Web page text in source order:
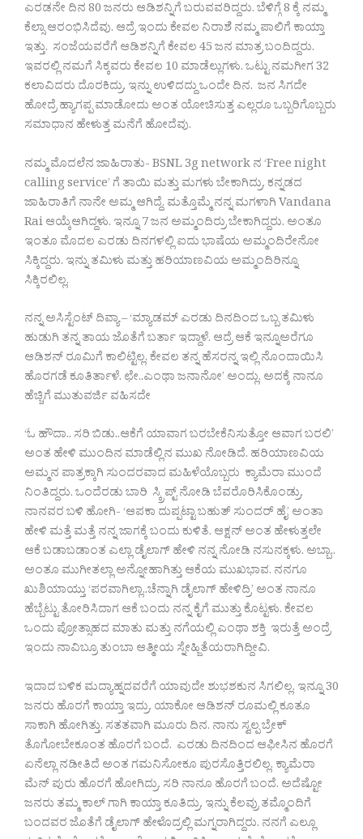
ಎರಡನೇ ದಿನ 80 ಜನರು ಆಡಿಶನ್ನಿಗೆ ಬರುವವರಿದ್ದರು. ಬೆಳಿಗ್ಗೆ 8 ಕ್ಕೆ ನಮ್ಮ
ಕೆಲ್ಸಾ ಆರಂಭಿಸಿದೆವು. ಆದ್ರೆ ಇಂದು ಕೇವಲ ನಿರಾಶೆ ನಮ್ಮ ಪಾಲಿಗೆ ಕಾಯ್ತಾ
ಇತ್ತು. ಸಂಜೆಯವರೆಗೆ ಆಡಿಶನ್ನಿಗೆ ಕೇವಲ 45 ಜನ ಮಾತ್ರ ಬಂದಿದ್ದರು.
ಇವರಲ್ಲಿ ನಮಗೆ ಸಿಕ್ಕವರು ಕೇವಲ 10 ಮಾಡೆಲ್ಲುಗಳು. ಒಟ್ಟು ನಮಗೀಗ 32
ಕಲಾವಿದರು ದೊರಕಿದ್ರು. ಇನ್ನು ಉಳಿದದ್ದು ಒಂದೇ ದಿನ. ಜನ ಸಿಗದೇ
ಹೋದ್ರೆ ಹ್ಯಾಗಪ್ಪ ಮಾಡೋದು ಅಂತ ಯೋಚಿಸುತ್ತ ಎಲ್ಲರೂ ಒಬ್ಬರಿಗೊಬ್ಬರು
ಸಮಾಧಾನ ಹೇಳುತ್ತ ಮನೆಗೆ ಹೋದೆವು.
ನಮ್ಮ ಮೊದಲೆನ ಜಾಹಿರಾತು- BSNL 3g network ನ ‘Free night
calling service’ ಗೆ ತಾಯಿ ಮತ್ತು ಮಗಳು ಬೇಕಾಗಿದ್ರು. ಕನ್ನಡದ
ಜಾಹಿರಾತಿಗೆ ನಾನೇ ಅಮ್ಮ ಆಗಿದ್ದೆ. ಮತ್ತೊಮ್ಮೆ ನನ್ನ ಮಗಳಾಗಿ Vandana
Rai ಆಯ್ಕೆಆಗಿದ್ದಳು. ಇನ್ನೂ 7 ಜನ ಅಮ್ಮಂದಿರ್ರು ಬೇಕಾಗಿದ್ದರು. ಅಂತೂ
ಇಂತೂ ಮೊದಲ ಎರಡು ದಿನಗಳಲ್ಲಿ ಐದು ಭಾಷೆಯ ಅಮ್ಮಂದಿರೇನೋ
ಸಿಕ್ಕಿದ್ದರು. ಇನ್ನು ತಮಿಳು ಮತ್ತು ಹರಿಯಾಣವಿಯ ಅಮ್ಮಂದಿರಿನ್ನೂ
ಸಿಕ್ಕಿರಲಿಲ್ಲ.
ನನ್ನ ಅಸಿಸ್ಟೆಂಟ್ ದಿವ್ಯಾ – ‘ಮ್ಯಾಡಮ್ ಎರಡು ದಿನದಿಂದ ಒಬ್ಬ ತಮಿಳು
ಹುಡುಗಿ ತನ್ನ ತಾಯ ಜೊತೆಗೆ ಬರ್ತಾ ಇದ್ದಾಳೆ. ಆದ್ರೆ ಆಕೆ ಇನ್ನೂಅರೆಗೂ
ಆಡಿಶನ್ ರೂಮಿಗೆ ಕಾಲಿಟ್ಟಿಲ್ಲ. ಕೇವಲ ತನ್ನ ಹೆಸರನ್ನ ಇಲ್ಲಿ ನೊಂದಾಯಿಸಿ
ಹೊರಗಡೆ ಕೂತಿರ್ತಾಳೆ. ಛೇ..ಎಂಥಾ ಜನಾನೋ’ ಅಂದ್ಲು. ಅದಕ್ಕೆ ನಾನೂ
ಹೆಚ್ಚಿಗೆ ಮುತುವರ್ಜಿ ವಹಿಸದೇ
‘ಓ ಹೌದಾ.. ಸರಿ ಬಿಡು..ಆಕೆಗೆ ಯಾವಾಗ ಬರಬೇಕೆನಿಸುತ್ತೋ ಆವಾಗ ಬರಲಿ’
ಅಂತ ಹೇಳಿ ಮುಂದಿನ ಮಾಡೆಲ್ಲಿನ ಮುಖ ನೋಡಿದೆ. ಹರಿಯಾಣವಿಯ
ಅಮ್ಮನ ಪಾತ್ರಕ್ಕಾಗಿ ಸುಂದರವಾದ ಮಹಿಳೆಯೊಬ್ಬರು ಕ್ಯಾಮೆರಾ ಮುಂದೆ
ನಿಂತಿದ್ದರು. ಒಂದೆರಡು ಬಾರಿ ಸ್ಕ್ರಿಪ್ಟ್ ನೋಡಿ ಬೆವರೊರಿಸಿಕೊಂಡ್ರು.
ನಾನವರ ಬಳಿ ಹೋಗಿ- ‘ಆಪಕಾ ದುಪ್ಪಟ್ಟಾ ಬಹುತ್ ಸುಂದರ್ ಹೈ’ ಅಂತಾ
ಹೇಳಿ ಮತ್ತೆ ಮತ್ತೆ ನನ್ನ ಜಾಗಕ್ಕೆ ಬಂದು ಕುಳಿತೆ. ಆಕ್ಷನ್ ಅಂತ ಹೇಳುತ್ತಲೇ
ಆಕೆ ಬಡಾಬಡಾಂತ ಎಲ್ಲಾ ಡೈಲಾಗ್ ಹೇಳಿ ನನ್ನ ನೋಡಿ ನಸುನಕ್ಕಳು. ಅಬ್ಬಾ..
ಅಂತೂ ಮುಗೀತಲ್ಲಾ ಅನ್ನೋಹಾಗಿತ್ತು ಆಕೆಯ ಮುಖಭಾವ. ನನಗೂ
ಖುಶಿಯಾಯ್ತು ‘ಪರವಾಗಿಲ್ಲಾ..ಚೆನ್ನಾಗಿ ಡೈಲಾಗ್ ಹೇಳಿದ್ರಿ’ ಅಂತ ನಾನೂ
ಹೆಬ್ಬೆಟ್ಟು ತೋರಿಸಿದಾಗ ಆಕೆ ಬಂದು ನನ್ನ ಕೈಗೆ ಮುತ್ತು ಕೊಟ್ಟಳು. ಕೇವಲ
ಒಂದು ಪ್ರೋತ್ಸಾಹದ ಮಾತು ಮತ್ತು ನಗೆಯಲ್ಲಿ ಎಂಥಾ ಶಕ್ತಿ ಇರುತ್ತೆ ಅಂದ್ರೆ
ಇಂದು ನಾವಿಬ್ರೂ ತುಂಬಾ ಆತ್ಮೀಯ ಸ್ನೇಹ್ಜಿತೆಯರಾಗಿದ್ದೀವಿ.
ಇದಾದ ಬಳಿಕ ಮದ್ಯಾಹ್ನದವರೆಗೆ ಯಾವುದೇ ಶುಭಶಕುನ ಸಿಗಲಿಲ್ಲ. ಇನ್ನೂ 30
ಜನರು ಹೊರಗೆ ಕಾಯ್ತಾ ಇದ್ರು. ಯಾಕೋ ಆಡಿಶನ್ ರೂಮಲ್ಲಿ ಕೂತೂ
ಸಾಕಾಗಿ ಹೋಗಿತ್ತು. ಸತತವಾಗಿ ಮೂರು ದಿನ. ನಾನು ಸ್ವಲ್ಪ ಬ್ರೇಕ್
ತೊಗೋಬೇಕೂಂತ ಹೊರಗೆ ಬಂದೆ. ಎರಡು ದಿನದಿಂದ ಆಫೀಸಿನ ಹೊರಗೆ
ಏನೆಲ್ಲಾ ನಡೀತಿದೆ ಅಂತ ಗಮನಿಸೋಕೂ ಪುರಸೊತ್ತಿರಲಿಲ್ಲ. ಕ್ಯಾಮೆರಾ
ಮೆನ್ ಪುರು ಹೊರಗೆ ಹೋಗಿದ್ರು. ಸರಿ ನಾನೂ ಹೊರಗೆ ಬಂದೆ. ಅದೆಷ್ಟೋ
ಜನರು ತಮ್ಮ ಕಾಲ್ ಗಾಗಿ ಕಾಯ್ತಾ ಕೂತಿದ್ರು. ಇನ್ನು ಕೆಲವ್ರು ತಮ್ಮೊಂದಿಗೆ
ಬಂದವರ ಜೊತೆಗೆ ಡೈಲಾಗ್ ಹೇಳೊದ್ರಲ್ಲಿ ಮಗ್ನರಾಗಿದ್ದರು. ನನಗೆ ಎಲ್ಲೂ